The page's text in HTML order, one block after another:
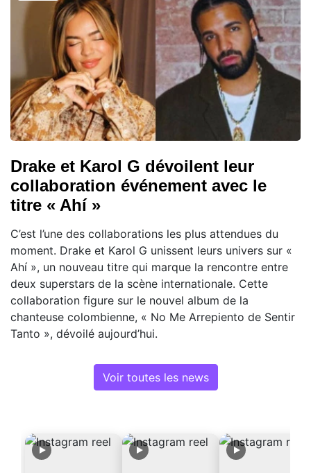
Drake et Karol G dévoilent leur
collaboration événement avec le
titre « Ahí »
C’est l’une des collaborations les plus attendues du
moment. Drake et Karol G unissent leurs univers sur «
Ahí », un nouveau titre qui marque la rencontre entre
deux superstars de la scène internationale. Cette
collaboration figure sur le nouvel album de la
chanteuse colombienne, « No Me Arrepiento de Sentir
Tanto », dévoilé aujourd’hui.
Voir toutes les news